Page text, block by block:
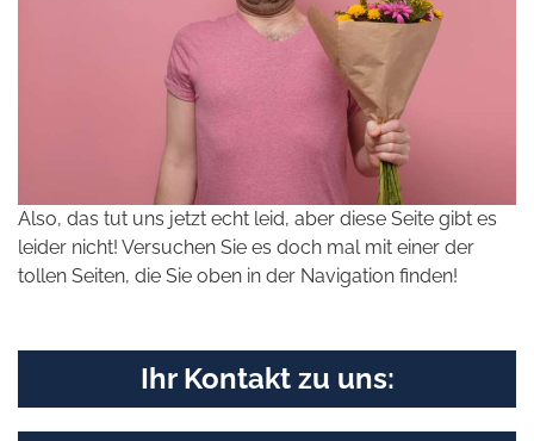
Also, das tut uns jetzt echt leid, aber diese Seite gibt es
leider nicht! Versuchen Sie es doch mal mit einer der
tollen Seiten, die Sie oben in der Navigation finden!
Ihr Kontakt zu uns: